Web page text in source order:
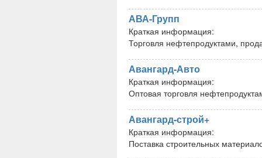
АВА-Групп
Краткая информация:
Торговля нефтепродуктами,
Авангард-Авто
Краткая информация:
Оптовая торговля
Авангард-строй+
Краткая информация:
Поставка строительных